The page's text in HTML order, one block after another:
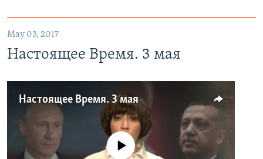
May 03, 2017
Настоящее Время. 3 мая
Настоящее Время. 3 мая
No media source currently available